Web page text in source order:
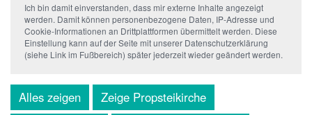
Ich bin damit einverstanden, dass mir externe Inhalte angezeigt
werden. Damit können personenbezogene Daten, IP-Adresse und
Cookie-Informationen an Drittplattformen übermittelt werden. Diese
Einstellung kann auf der Seite mit unserer Datenschutzerklärung
(siehe Link im Fußbereich) später jederzeit wieder geändert werden.
Alles zeigen
Zeige Propsteikirche